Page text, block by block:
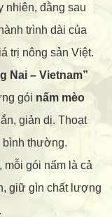
nhiên, đằng sau
trình dài của
trị nông sản Việt.
Nai – Vietnam”
gói nấm mèo
giản dị. Thoạt
bình thường.
gói nấm là cả
giữ gìn chất lượng